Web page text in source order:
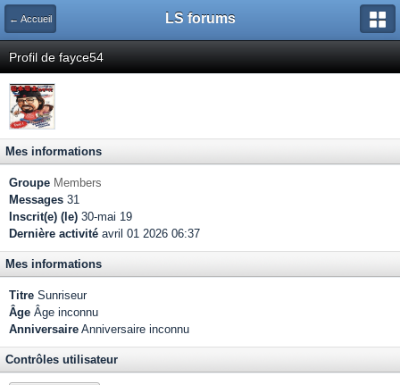
← Accueil LS forums
Profil de fayce54
Mes informations
Groupe Members
Messages 31
Inscrit(e) (le) 30-mai 19
Dernière activité avril 01 2026 06:37
Mes informations
Titre Sunriseur
Âge Âge inconnu
Anniversaire Anniversaire inconnu
Contrôles utilisateur